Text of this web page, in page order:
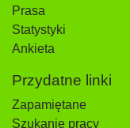
Prasa
Statystyki
Ankieta
Przydatne linki
Zapamiętane
Szukanie pracy